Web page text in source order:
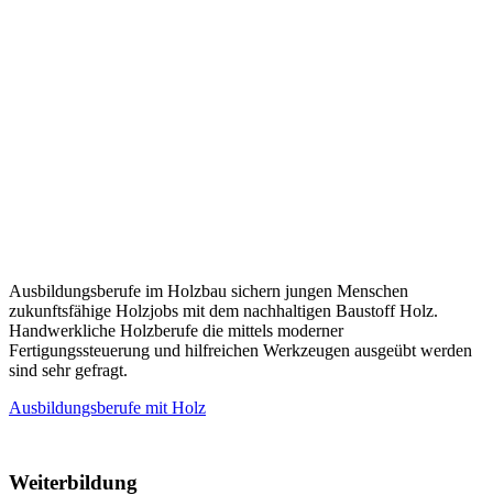
Ausbildungsberufe im Holzbau sichern jungen Menschen
zukunftsfähige Holzjobs mit dem nachhaltigen Baustoff Holz.
Handwerkliche Holzberufe die mittels moderner
Fertigungssteuerung und hilfreichen Werkzeugen ausgeübt werden
sind sehr gefragt.
Ausbildungsberufe mit Holz
Weiterbildung